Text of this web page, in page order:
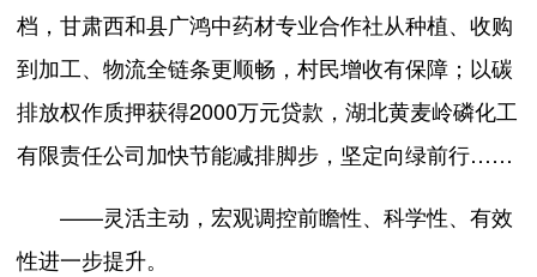
档，甘肃西和县广鸿中药材专业合作社从种植、收购
到加工、物流全链条更顺畅，村民增收有保障；以碳
排放权作质押获得2000万元贷款，湖北黄麦岭磷化工
有限责任公司加快节能减排脚步，坚定向绿前行……
——灵活主动，宏观调控前瞻性、科学性、有效
性进一步提升。